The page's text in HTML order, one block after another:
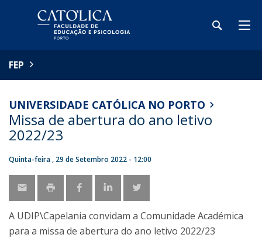
FEP
UNIVERSIDADE CATÓLICA NO PORTO
Missa de abertura do ano letivo
2022/23
Quinta-feira , 29 de Setembro 2022 - 12:00
A UDIP\Capelania convidam a Comunidade Académica
para a missa de abertura do ano letivo 2022/23